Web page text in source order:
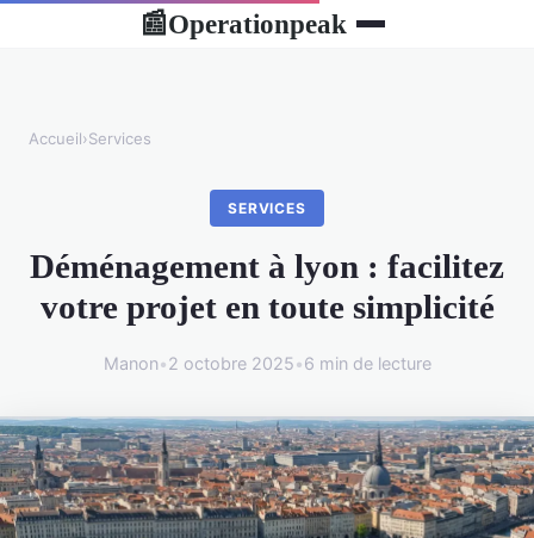
📰Operationpeak
Accueil›Services
SERVICES
Déménagement à lyon : facilitez
votre projet en toute simplicité
Manon•2 octobre 2025•6 min de lecture